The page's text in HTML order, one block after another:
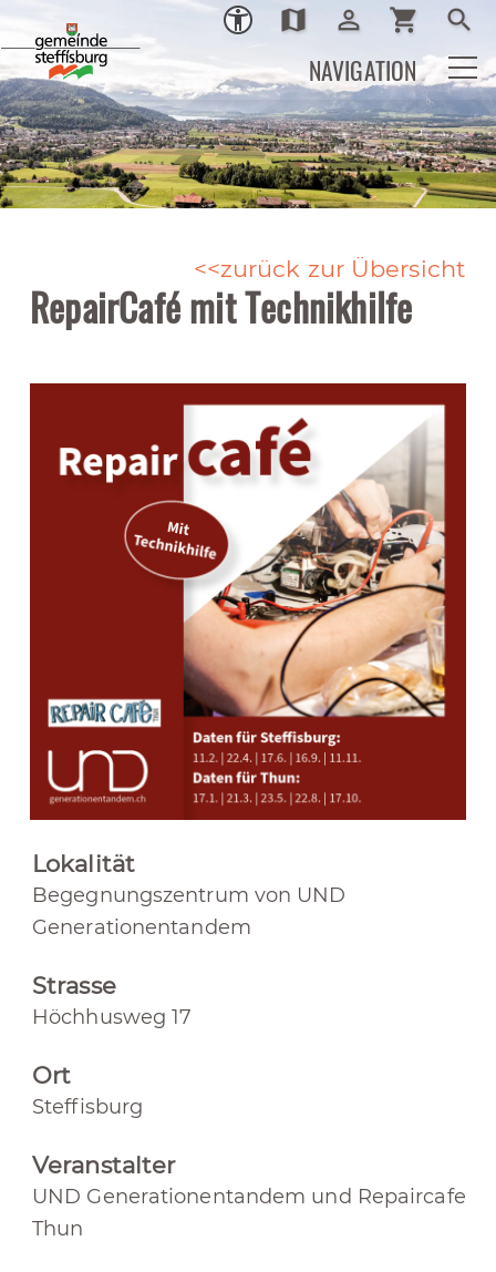
Ortsplan
map Login
person_outline shopping_cart search
NAVIGATION
zurück zur Übersicht
RepairCafé mit Technikhilfe
Lokalität
Begegnungszentrum von UND
Generationentandem
Strasse
Höchhusweg 17
Ort
Steffisburg
Veranstalter
UND Generationentandem und Repaircafe
Thun